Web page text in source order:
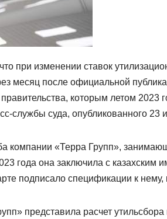
при изменении ставок
месяц после официальной
которым летом
службы суда, опубликованного 23
компании «Терра Групп»,
года она заключила с казахским
подписало спецификации к
представила расчет